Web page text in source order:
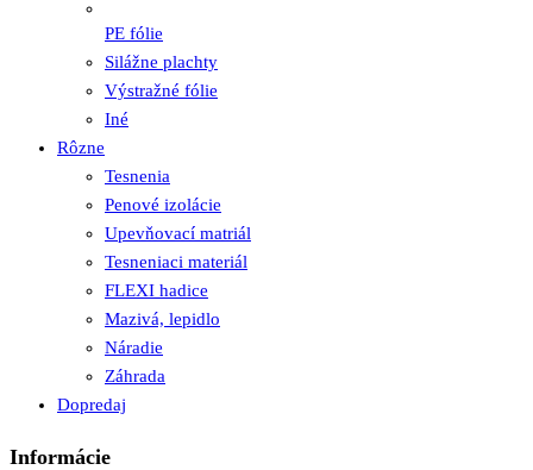
PE fólie
Silážne plachty
Výstražné fólie
Iné
Rôzne
Tesnenia
Penové izolácie
Upevňovací matriál
Tesneniaci materiál
FLEXI hadice
Mazivá, lepidlo
Náradie
Záhrada
Dopredaj
Informácie